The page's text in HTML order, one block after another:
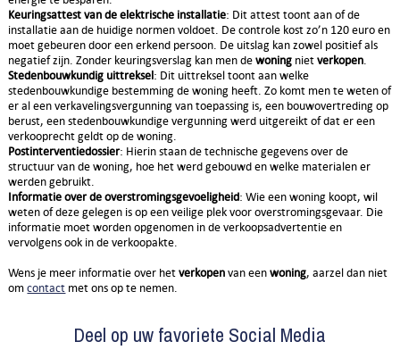
Keuringsattest van de elektrische installatie: Dit attest toont aan of de
installatie aan de huidige normen voldoet. De controle kost zo’n 120 euro en
moet gebeuren door een erkend persoon. De uitslag kan zowel positief als
negatief zijn. Zonder keuringsverslag kan men dewoning nietverkopen.
Stedenbouwkundig uittreksel: Dit uittreksel toont aan welke
stedenbouwkundige bestemming de woning heeft. Zo komt men te weten of
er al een verkavelingsvergunning van toepassing is, een bouwovertreding op
berust, een stedenbouwkundige vergunning werd uitgereikt of dat er een
verkooprecht geldt op de woning.
Postinterventiedossier: Hierin staan de technische gegevens over de
structuur van de woning, hoe het werd gebouwd en welke materialen er
werden gebruikt.
Informatie over de overstromingsgevoeligheid: Wie een woning koopt, wil
weten of deze gelegen is op een veilige plek voor overstromingsgevaar. Die
informatie moet worden opgenomen in de verkoopsadvertentie en
vervolgens ook in de verkoopakte.
Wens je meer informatie over hetverkopenvan eenwoning, aarzel dan niet
omcontact met ons op te nemen.
Deel op uw favoriete Social Media